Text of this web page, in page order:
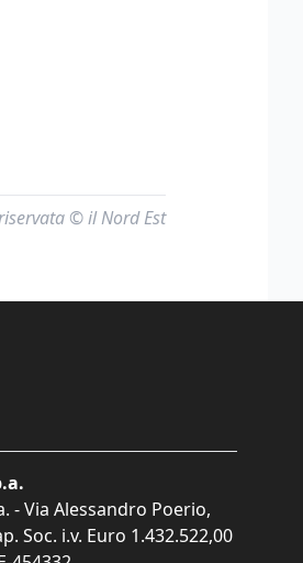
© il Nord Est
- Via Alessandro Poerio,
Soc. i.v. Euro 1.432.522,00